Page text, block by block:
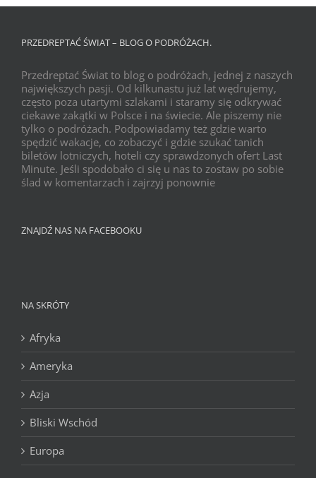
PRZEDREPTAĆ ŚWIAT – BLOG O PODRÓŻACH.
Przedreptać Świat to blog o podróżach, jednej z naszych
największych pasji. Od kilkunastu już lat wędrujemy,
często poza utartymi szlakami i staramy się odkrywać
ciekawe zakątki w Polsce i na świecie. Ale piszemy nie
tylko o podróżach. Podpowiadamy też gdzie warto
spędzić wakacje, co zobaczyć i gdzie szukać tanich
biletów lotniczych, hoteli czy sprawdzonych ofert Last
Minute. Jeśli spodobało ci się u nas to zostaw po sobie
ślad w komentarzach i zajrzyj ponownie
ZNAJDŹ NAS NA FACEBOOKU
NA SKRÓTY
Afryka
Ameryka
Azja
Bliski Wschód
Europa